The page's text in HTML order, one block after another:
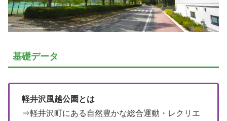
基礎データ
軽井沢風越公園とは
⇒軽井沢町にある自然豊かな総合運動・レクリエ